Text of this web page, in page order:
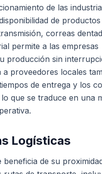
de las
de
correas
permite a las empresas
producción sin
a proveedores locales
de entrega y los
que se traduce en una
Logísticas
beneficia de su